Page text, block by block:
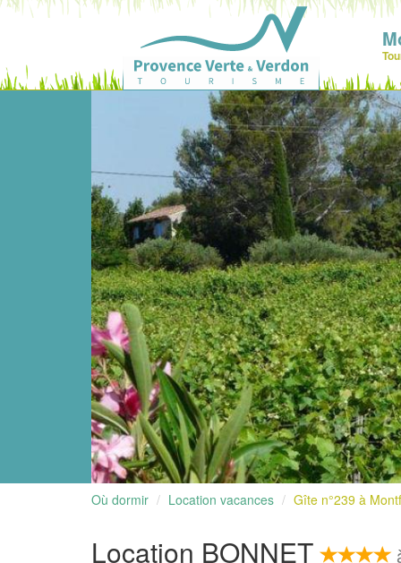
Où dormir Location vacances Gîte n°239 à
Location BONNET